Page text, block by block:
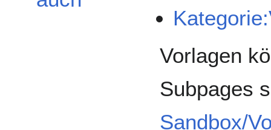
Vorlagen
Subpages
Sandbox/